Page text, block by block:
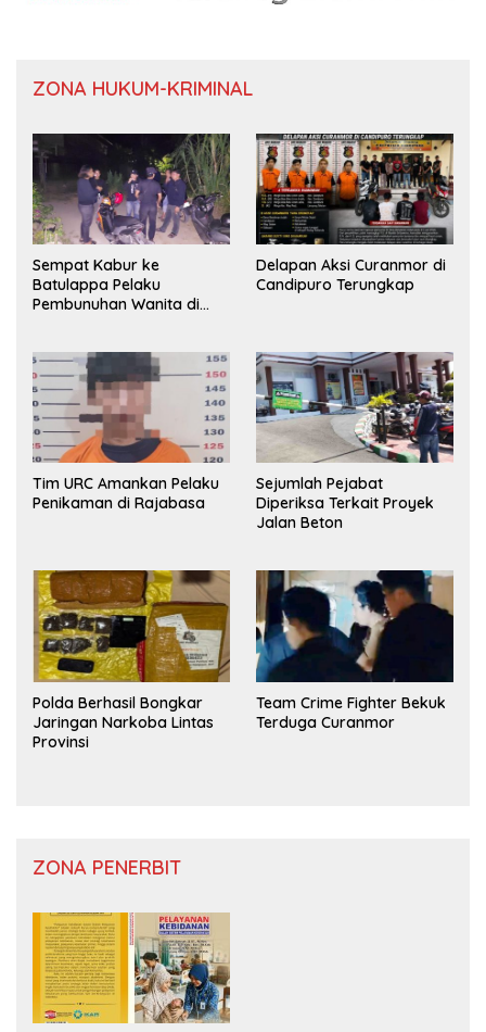
ZONA HUKUM-KRIMINAL
Sempat Kabur ke
Batulappa Pelaku
Pembunuhan Wanita di
Delapan Aksi Curanmor di
Candipuro Terungkap
Tim URC Amankan Pelaku
Penikaman di Rajabasa
Sejumlah Pejabat
Diperiksa Terkait Proyek
Jalan Beton
Polda Berhasil Bongkar
Jaringan Narkoba Lintas
Provinsi
Team Crime Fighter Bekuk
Terduga Curanmor
ZONA PENERBIT